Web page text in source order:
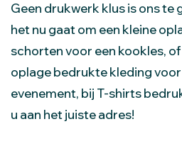
Geen drukwerk klus is ons te
het nu gaat om een kleine
schorten voor een kookles,
oplage bedrukte kleding
evenement, bij T-shirts
u aan het juiste adres!